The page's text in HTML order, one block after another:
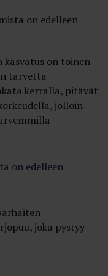
on edelleen
on toinen
tarvetta
kerralla, pitävät
jolloin
on edelleen
joka pystyy